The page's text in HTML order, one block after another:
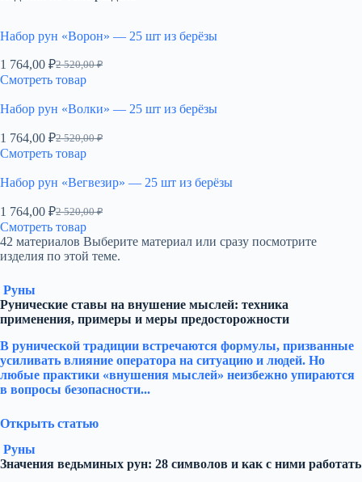
Набор рун «Ворон» — 25 шт из берёзы
2 520,00₽
Первоначальная
цена
2
520,00 ₽.
1 764,00 ₽
Текущая
цена:
764,00 ₽.
Смотреть товар
Набор рун «Волки» — 25 шт из берёзы
2 520,00₽
Первоначальная
цена
2
520,00 ₽.
1 764,00 ₽
Текущая
цена:
764,00 ₽.
Смотреть товар
Набор рун «Вегвезир» — 25 шт из берёзы
2 520,00₽
Первоначальная
цена
составляла
2
1 764,00 ₽
Текущая
цена:
1
764,00 ₽.
Смотреть товар
42 материалов Выберите материал или сразу посмотрите
изделия по этой теме.
Руны
Рунические ставы на внушение мыслей: техника
применения, примеры и меры предосторожности
В рунической традиции встречаются формулы, призванные
усиливать влияние оператора на ситуацию и людей. Но
любые практики «внушения мыслей» неизбежно упираются
в вопросы безопасности...
Открыть статью
Руны
Значения ведьминых рун: 28 символов и как с ними работать